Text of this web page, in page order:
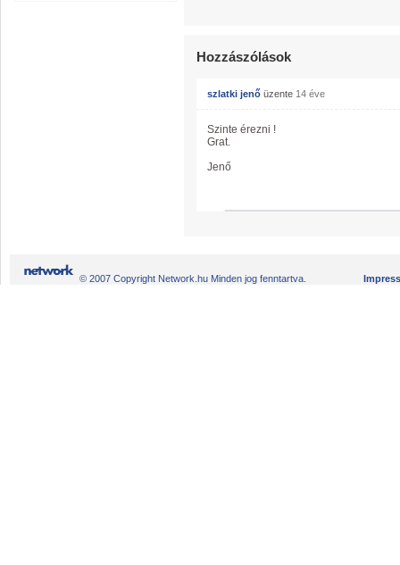
Hozzászólások
szlatki jenő üzente 14 éve
Szinte érezni !
Grat.
Jenő
© 2007 Copyright Network.hu Minden jog fenntartva.